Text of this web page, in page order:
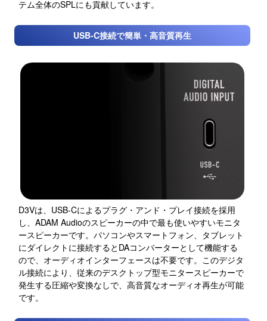
テム全体のSPLにも貢献しています。
USB-C接続で簡単・高音質再生
D3Vは、USB-Cによるプラグ・アンド・プレイ接続を採用
し、ADAM Audioのスピーカーの中で最も使いやすいモニタ
ースピーカーです。パソコンやスマートフォン、タブレット
にダイレクトに接続するとDAコンバーターとして機能する
ので、オーディオインターフェースは不要です。このデジタ
ル接続により、従来のデスクトップ型モニタースピーカーで
発生する圧縮や変換なしで、高音質なオーディオ再生が可能
です。